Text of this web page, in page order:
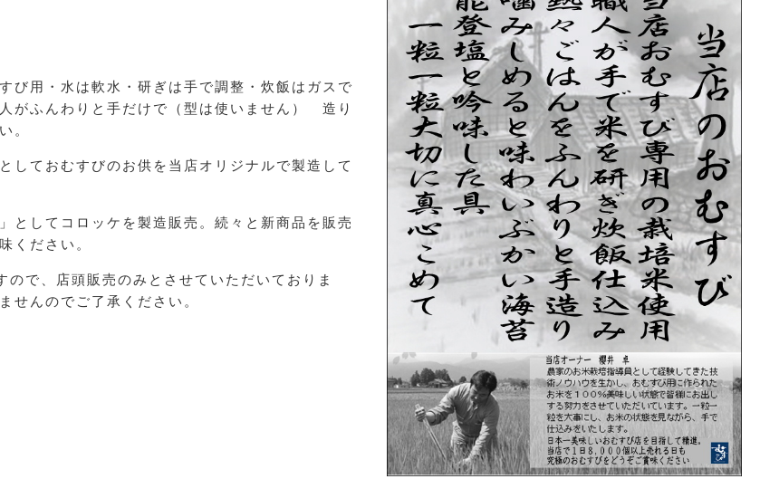
び用・水は軟水・研ぎは手で調整・炊飯はガスで
がふんわりと手だけで（型は使いません） 造り
。
しておむすびのお供を当店オリジナルで製造して
としてコロッケを製造販売。続々と新商品を販売
ください。
ので、店頭販売のみとさせていただいておりま
せんのでご了承ください。